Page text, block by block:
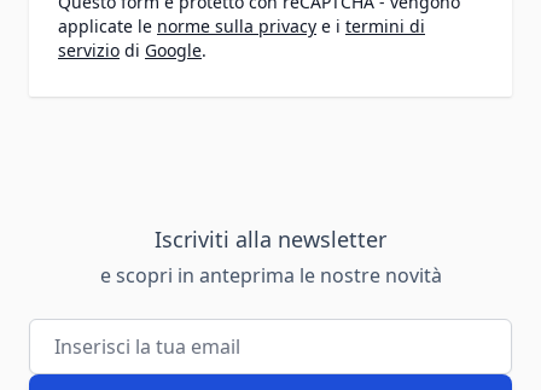
applicate le norme sulla privacy e i termini di
servizio di Google.
Iscriviti alla newsletter
e scopri in anteprima le nostre novità
Indirizzo email